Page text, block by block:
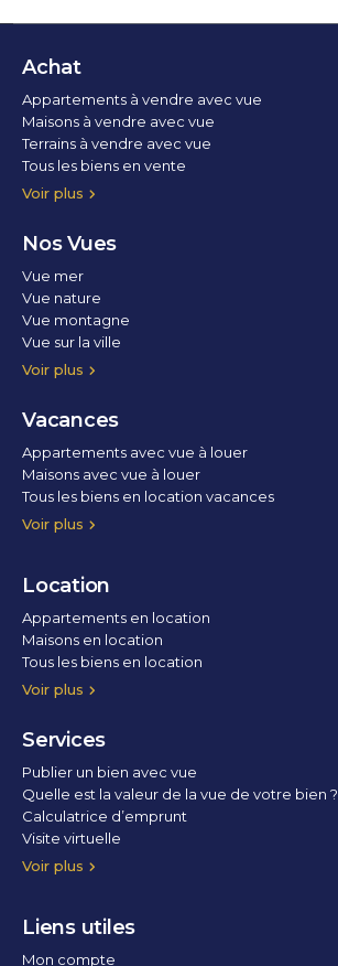
Achat
Voir plus
Appartements à vendre avec vue
Maisons à vendre avec vue
Terrains à vendre avec vue
Tous les biens en vente
Nos Vues
Voir plus
Vue mer
Vue nature
Vue montagne
Vue sur la ville
Vue parc
Vue fleuve
Vue lac
Vue marina / port
Vacances
Voir plus
Appartements avec vue à louer
Maisons avec vue à louer
Tous les biens en location vacances
Location
Voir plus
Appartements en location
Maisons en location
Tous les biens en location
Services
Voir plus
Publier un bien avec vue
Quelle est la valeur de la vue de votre bien ?
Calculatrice d’emprunt
Visite virtuelle
Home staging
Liens utiles
Mon compte